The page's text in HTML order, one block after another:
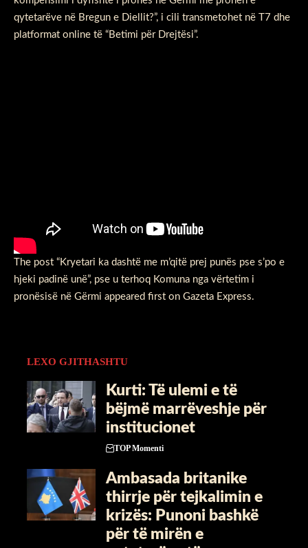
qytetarëve në Bregun e Diellit?”, i cili transmetohet në T7 dhe
platformat online të “Betimi për Drejtësi”.
The post “Kryetari ka dashtë me m’qitë prej punës pse s’po e
hjeki padinë unë”, pse u terhoq Komuna nga vërtetim i
pronësisë në Gërmi appeared first on Gazeta Express.
LEXO GJITHASHTU
Kurti: Të ulemi e të
bëjmë marrëveshje për
institucionet
TOP Momenti
Ambasada britanike
thirrje për tejkalimin e
krizës: Punoni bashkë
për të mirën e